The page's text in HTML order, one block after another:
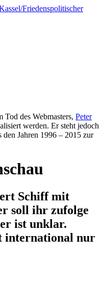
des Webmasters, Peter
werden. Er steht jedoch
Jahren 1996 – 2015 zur
Schiff mit
soll ihr zufolge
ist unklar.
international nur